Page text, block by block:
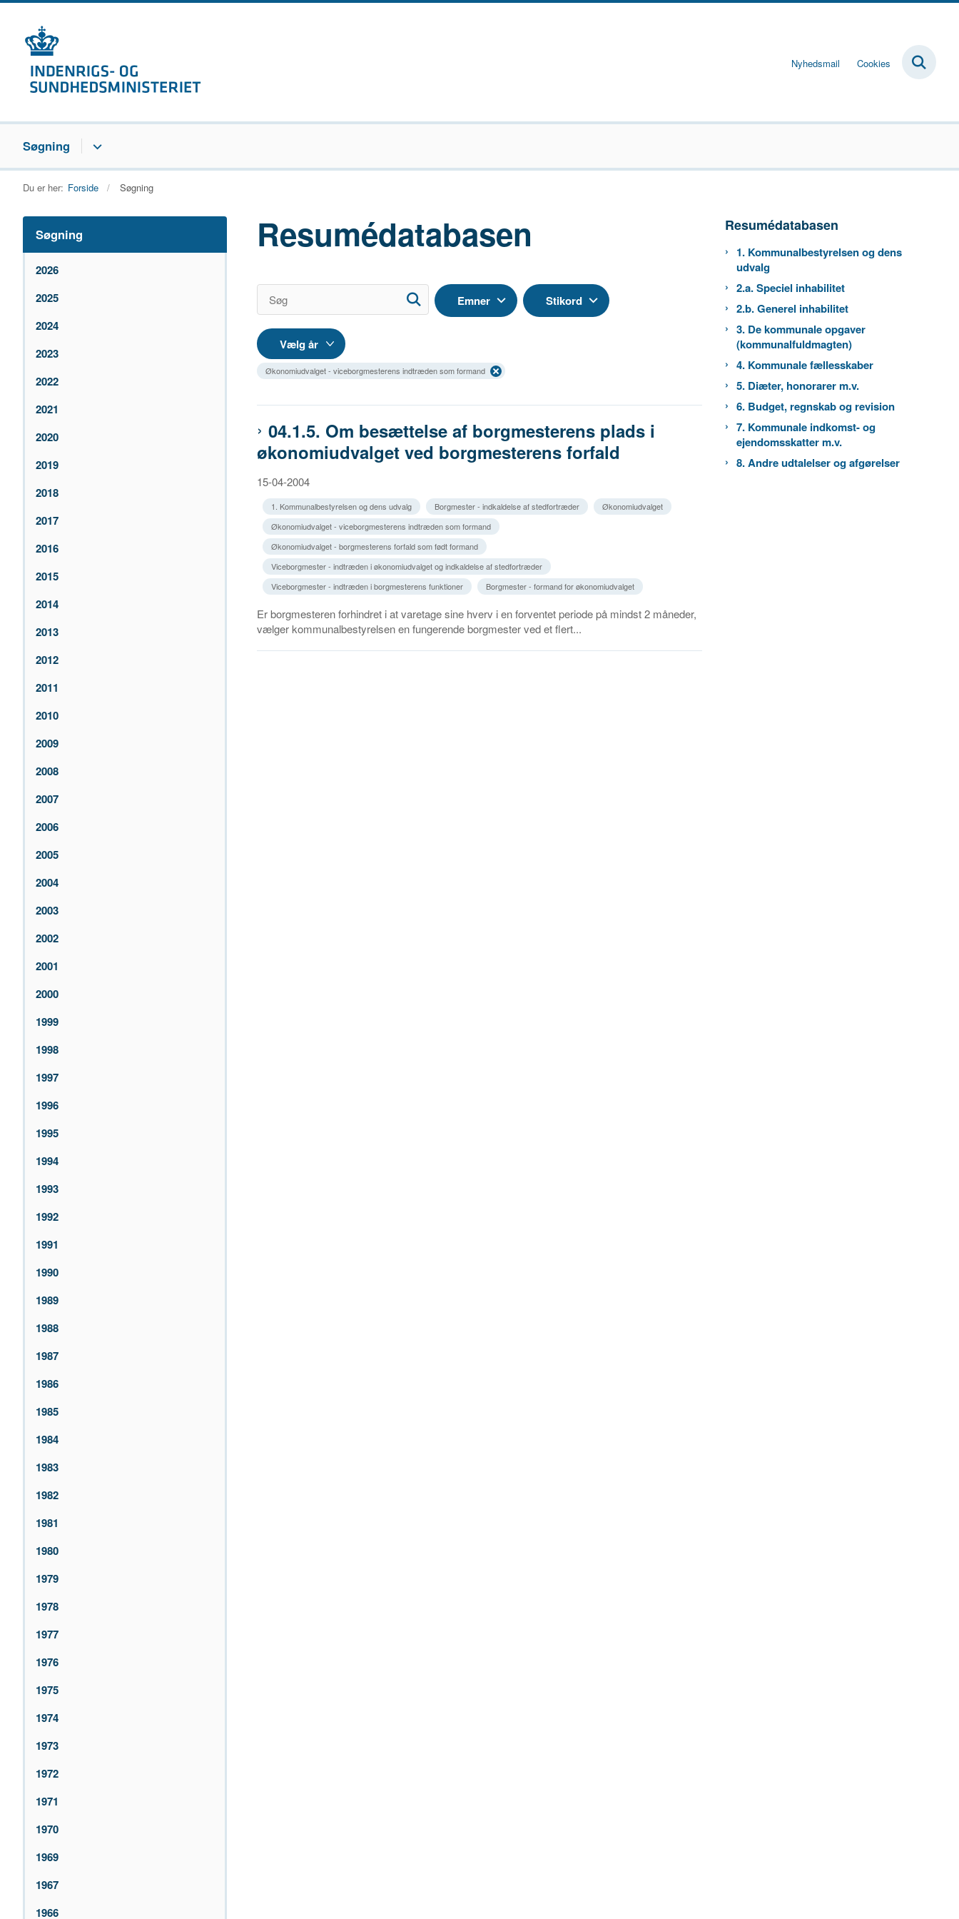
Nyhedsmail Cookies
Søgning
Du er her: Forside Søgning
Søgning
2026
2025
2024
2023
2022
2021
2020
2019
2018
2017
2016
2015
2014
2013
2012
2011
2010
2009
2008
2007
2006
2005
2004
2003
2002
2001
2000
1999
1998
1997
1996
1995
1994
1993
1992
1991
1990
1989
1988
1987
1986
1985
1984
1983
1982
1981
1980
1979
1978
1977
1976
1975
1974
1973
1972
1971
1970
1969
1967
1966
Resumédatabasen
Emner Stikord
Økonomiudvalget - viceborgmesterens indtræden som formand
04.1.5. Om besættelse af borgmesterens plads i
økonomiudvalget ved borgmesterens forfald
15-04-2004
1. Kommunalbestyrelsen og dens udvalg Borgmester - indkaldelse af stedfortræder
Økonomiudvalget
Økonomiudvalget - viceborgmesterens indtræden som formand
Økonomiudvalget - borgmesterens forfald som født formand
Viceborgmester - indtræden i økonomiudvalget og indkaldelse af stedfortræder
Viceborgmester - indtræden i borgmesterens funktioner
Borgmester - formand for økonomiudvalget
Er borgmesteren forhindret i at varetage sine hverv i en forventet periode på mindst 2 måneder,
vælger kommunalbestyrelsen en fungerende borgmester ved et flert...
Resumédatabasen
1. Kommunalbestyrelsen og dens
udvalg
2.a. Speciel inhabilitet
2.b. Generel inhabilitet
3. De kommunale opgaver
(kommunalfuldmagten)
4. Kommunale fællesskaber
5. Diæter, honorarer m.v.
6. Budget, regnskab og revision
7. Kommunale indkomst- og
ejendomsskatter m.v.
8. Andre udtalelser og afgørelser